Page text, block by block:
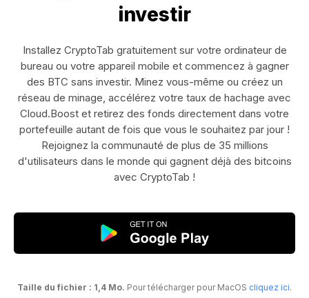
investir
Installez CryptoTab gratuitement sur votre ordinateur de
bureau ou votre appareil mobile et commencez à gagner
des BTC sans investir. Minez vous-même ou créez un
réseau de minage, accélérez votre taux de hachage avec
Cloud.Boost et retirez des fonds directement dans votre
portefeuille autant de fois que vous le souhaitez par jour !
Rejoignez la communauté de plus de 35 millions
d'utilisateurs dans le monde qui gagnent déjà des bitcoins
avec CryptoTab !
Taille du fichier : 1,4 Mo. Pour télécharger pour MacOS cliquez ici.